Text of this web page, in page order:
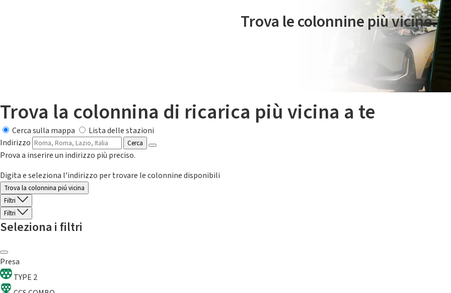
Trova le colonnine più vicine.
Trova la colonnina di ricarica più vicina a te
Cerca sulla mappa
Lista delle stazioni
Indirizzo
Cerca
Prova a inserire un indirizzo più preciso.
Digita e seleziona l'indirizzo per trovare le colonnine disponibili
Trova la colonnina piú vicina
Filtri
Filtri
Seleziona i filtri
Presa
TYPE 2